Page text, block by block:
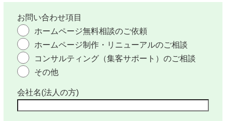
お問い合わせ項目
ホームページ無料相談のご依頼
ホームページ制作・リニューアルのご相談
コンサルティング（集客サポート）のご相談
その他
会社名(法人の方)